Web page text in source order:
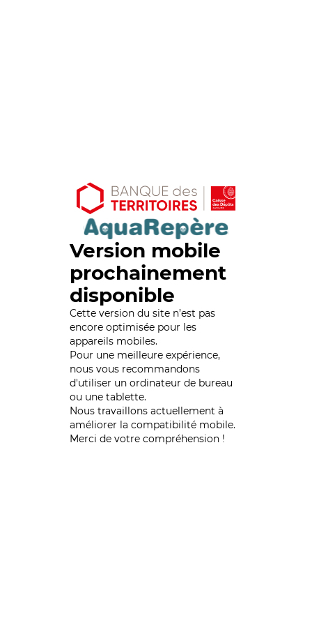
Version mobile
prochainement
disponible
Cette version du site n’est pas
encore optimisée pour les
appareils mobiles.
Pour une meilleure expérience,
nous vous recommandons
d'utiliser un ordinateur de bureau
ou une tablette.
Nous travaillons actuellement à
améliorer la compatibilité mobile.
Merci de votre compréhension !